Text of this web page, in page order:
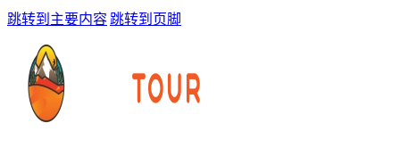
跳转到主要内容 跳转到页脚